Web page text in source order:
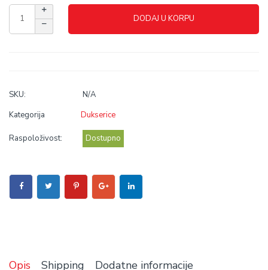
DODAJ U KORPU
SKU:
N/A
Kategorija
Dukserice
Raspoloživost: Dostupno
Opis Shipping Dodatne informacije